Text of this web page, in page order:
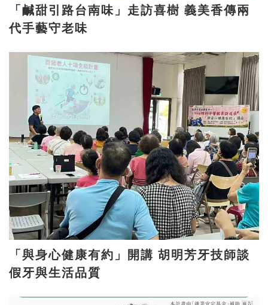
「鹹甜引路台南味」走訪喜樹 義美香傳兩
代手藝守老味
「與身心健康有約」開講 胡明芳牙技師談
假牙與生活品質